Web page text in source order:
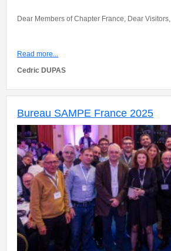
Dear Members of Chapter France, Dear Visitors,
Read more...
Cedric DUPAS
Bureau SAMPE France 2025